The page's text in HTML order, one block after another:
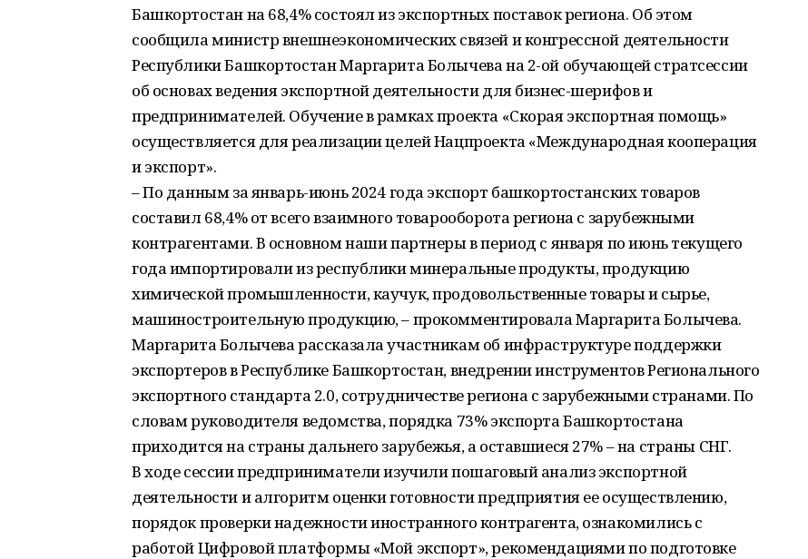
Башкортостан на 68,4% состоял из экспортных поставок региона. Об этом
сообщила министр внешнеэкономических связей и конгрессной деятельности
Республики Башкортостан Маргарита Болычева на 2-ой обучающей стратсессии
об основах ведения экспортной деятельности для бизнес-шерифов и
предпринимателей. Обучение в рамках проекта «Скорая экспортная помощь»
осуществляется для реализации целей Нацпроекта «Международная кооперация
и экспорт».
– По данным за январь-июнь 2024 года экспорт башкортостанских товаров
составил 68,4% от всего взаимного товарооборота региона с зарубежными
контрагентами. В основном наши партнеры в период с января по июнь текущего
года импортировали из республики минеральные продукты, продукцию
химической промышленности, каучук, продовольственные товары и сырье,
машиностроительную продукцию, – прокомментировала Маргарита Болычева.
Маргарита Болычева рассказала участникам об инфраструктуре поддержки
экспортеров в Республике Башкортостан, внедрении инструментов Регионального
экспортного стандарта 2.0, сотрудничестве региона с зарубежными странами. По
словам руководителя ведомства, порядка 73% экспорта Башкортостана
приходится на страны дальнего зарубежья, а оставшиеся 27% – на страны СНГ.
В ходе сессии предприниматели изучили пошаговый анализ экспортной
деятельности и алгоритм оценки готовности предприятия ее осуществлению,
порядок проверки надежности иностранного контрагента, ознакомились с
работой Цифровой платформы «Мой экспорт», рекомендациями по подготовке